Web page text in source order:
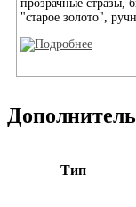
прозрачные стразы,
"старое золото",
Тип